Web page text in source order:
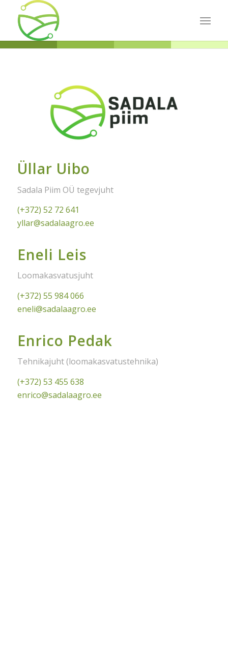
Üllar Uibo
Sadala Piim OÜ tegevjuht
(+372) 52 72 641
yllar@sadalaagro.ee
Eneli Leis
Loomakasvatusjuht
(+372) 55 984 066
eneli@sadalaagro.ee
Enrico Pedak
Tehnikajuht (loomakasvatustehnika)
(+372) 53 455 638
enrico@sadalaagro.ee